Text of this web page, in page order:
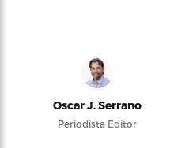
Oscar J. Serrano
Periodista Editor